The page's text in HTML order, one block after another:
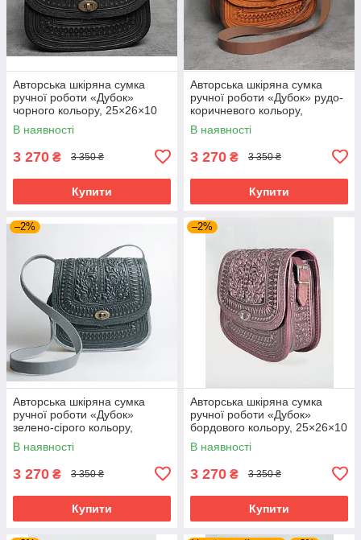
Авторська шкіряна сумка
ручної роботи «Дубок»
чорного кольору, 25×26×10
см
В наявності
3 270 ₴ 3 350 ₴
Купити
Авторська шкіряна сумка
ручної роботи «Дубок» рудо-
коричневого кольору,
25×26×10 см
В наявності
3 270 ₴ 3 350 ₴
Купити
–2%
Авторська шкіряна сумка
ручної роботи «Дубок»
зелено-сірого кольору,
25×26×10 см
В наявності
3 270 ₴ 3 350 ₴
Купити
–2%
Авторська шкіряна сумка
ручної роботи «Дубок»
бордового кольору, 25×26×10
см
В наявності
3 270 ₴ 3 350 ₴
Купити